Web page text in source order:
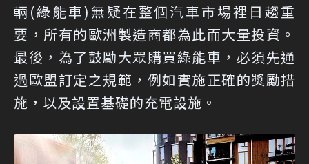
輛(綠能車)無疑在整個汽車市場裡日趨重
要，所有的歐洲製造商都為此而大量投資。
最後，為了鼓勵大眾購買綠能車，必須先通
過歐盟訂定之規範，例如實施正確的獎勵措
施，以及設置基礎的充電設施。